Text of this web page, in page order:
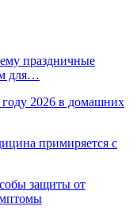
праздничные
для…
2026 в домашних
примиряется с
защиты от